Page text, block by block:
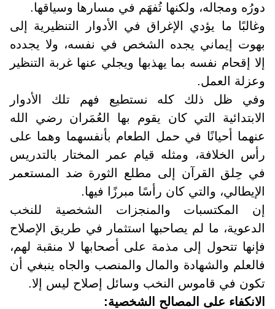
دورُه ومجاله، ولكنها تُفهَم في مسارها وسياقها.
وغالبًا ما يؤدي الإغراق في الأدوار التنظيرية إلى
بهوت إيماني يجده الشخص في نفسه، ولا يجدده
إلا إقحام نفسه بما يهذبها ويجلي عنها غربة التنظير
وعزلة العمل.
وفي ظل ذلك كله نستطيع فهم تلك الأدوار
الابتدائية التي كان يقوم بها العُمَران رضي الله
عنهما أحيانًا في حمل الطعام بأنفسهما وهما على
رأس الخلافة، ومثله قيام عمر المختار بالتدريس
في حِلق القرآن إلى مطلع الثورة ضد المستعمر
الإيطالي، والتي كان رأسًا مبرزًا فيها.
إن المكتسبات والمنجزات الشخصية للنخب
الدعوية، ما لم يصاحبها استثمار في طريق الإصلاح
فإنها تتحول إلى مذمة على أصحابها لا منقبة لهم،
فالعلم والشهادة والمال والمنصب والجاه ينبغي أن
تكون في قاموس النخب وسائل إصلاح ليس إلا.
الانكفاء على المصالح الشخصية: